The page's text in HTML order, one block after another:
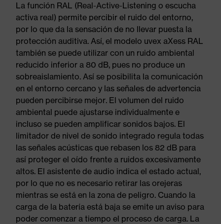
La función RAL (Real-Active-Listening o escucha
activa real) permite percibir el ruido del entorno,
por lo que da la sensación de no llevar puesta la
protección auditiva. Así, el modelo uvex aXess RAL
también se puede utilizar con un ruido ambiental
reducido inferior a 80 dB, pues no produce un
sobreaislamiento. Así se posibilita la comunicación
en el entorno cercano y las señales de advertencia
pueden percibirse mejor. El volumen del ruido
ambiental puede ajustarse individualmente e
incluso se pueden amplificar sonidos bajos. El
limitador de nivel de sonido integrado regula todas
las señales acústicas que rebasen los 82 dB para
así proteger el oído frente a ruidos excesivamente
altos. El asistente de audio indica el estado actual,
por lo que no es necesario retirar las orejeras
mientras se está en la zona de peligro. Cuando la
carga de la batería está baja se emite un aviso para
poder comenzar a tiempo el proceso de carga. La